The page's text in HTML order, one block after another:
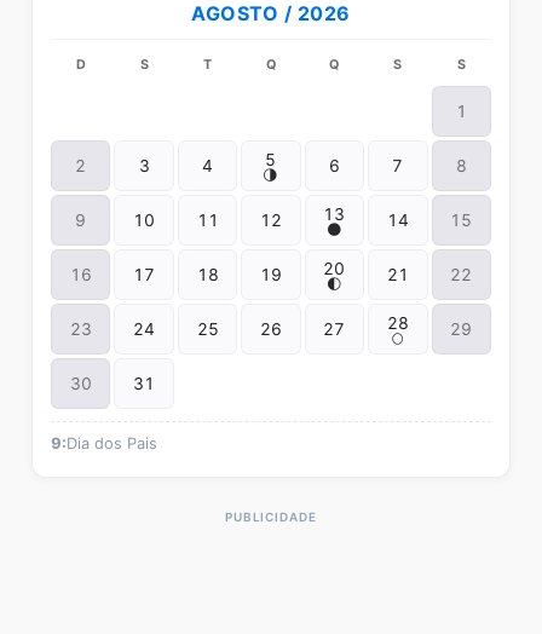
AGOSTO / 2026
D S T Q Q S S
1
2 3 4 5
🌗 6 7 8
9 10 11 12 13
🌑 14 15
16 17 18 19 20
🌓 21 22
23 24 25 26 27 28
🌕 29
30 31
9:Dia dos Pais